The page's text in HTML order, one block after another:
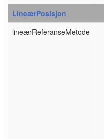
LineærPosisjon
lineærReferanseMetode